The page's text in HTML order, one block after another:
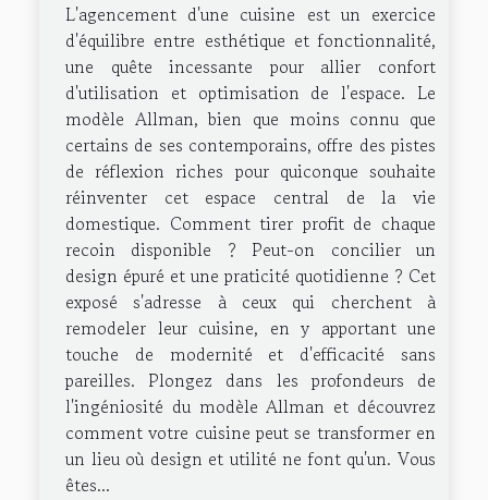
L'agencement d'une cuisine est un exercice
d'équilibre entre esthétique et fonctionnalité,
une quête incessante pour allier confort
d'utilisation et optimisation de l'espace. Le
modèle Allman, bien que moins connu que
certains de ses contemporains, offre des pistes
de réflexion riches pour quiconque souhaite
réinventer cet espace central de la vie
domestique. Comment tirer profit de chaque
recoin disponible ? Peut-on concilier un
design épuré et une praticité quotidienne ? Cet
exposé s'adresse à ceux qui cherchent à
remodeler leur cuisine, en y apportant une
touche de modernité et d'efficacité sans
pareilles. Plongez dans les profondeurs de
l'ingéniosité du modèle Allman et découvrez
comment votre cuisine peut se transformer en
un lieu où design et utilité ne font qu'un. Vous
êtes...